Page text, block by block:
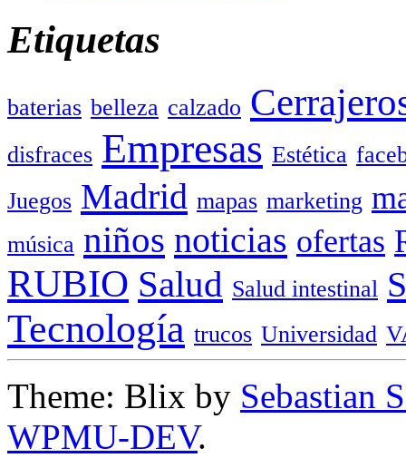
Etiquetas
baterias belleza calzado
disfraces Empresas Estética
Juegos Madrid mapas marketing
música niños noticias ofertas
RUBIO Salud Salud intestinal
Tecnología trucos Universidad
Theme: Blix by Sebastian
WPMU-DEV.